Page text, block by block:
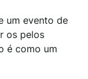
um evento de
os pelos
é como um